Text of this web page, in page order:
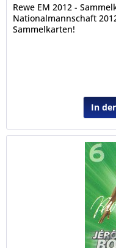
Rewe EM 2012 -
Nationalmannschaft
Sammelkarten!
In